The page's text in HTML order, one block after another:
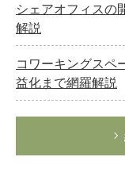
シェアオフィスの
解説
コワーキングスペ
益化まで網羅解説